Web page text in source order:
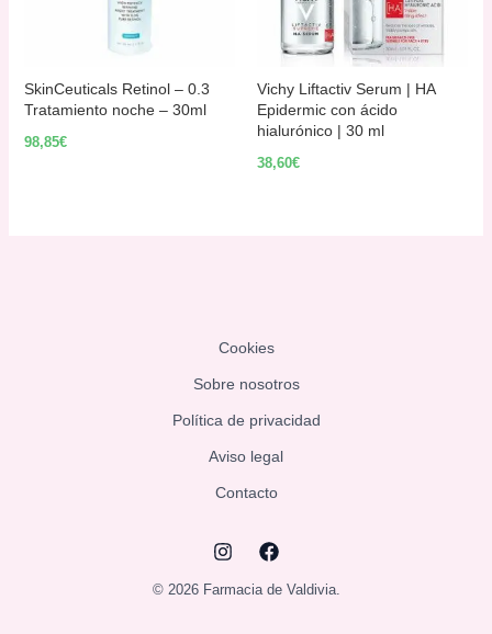
SkinCeuticals Retinol – 0.3
Tratamiento noche – 30ml
98,85€
Vichy Liftactiv Serum | HA
Epidermic con ácido
hialurónico | 30 ml
38,60€
Cookies
Sobre nosotros
Política de privacidad
Aviso legal
Contacto
© 2026 Farmacia de Valdivia.